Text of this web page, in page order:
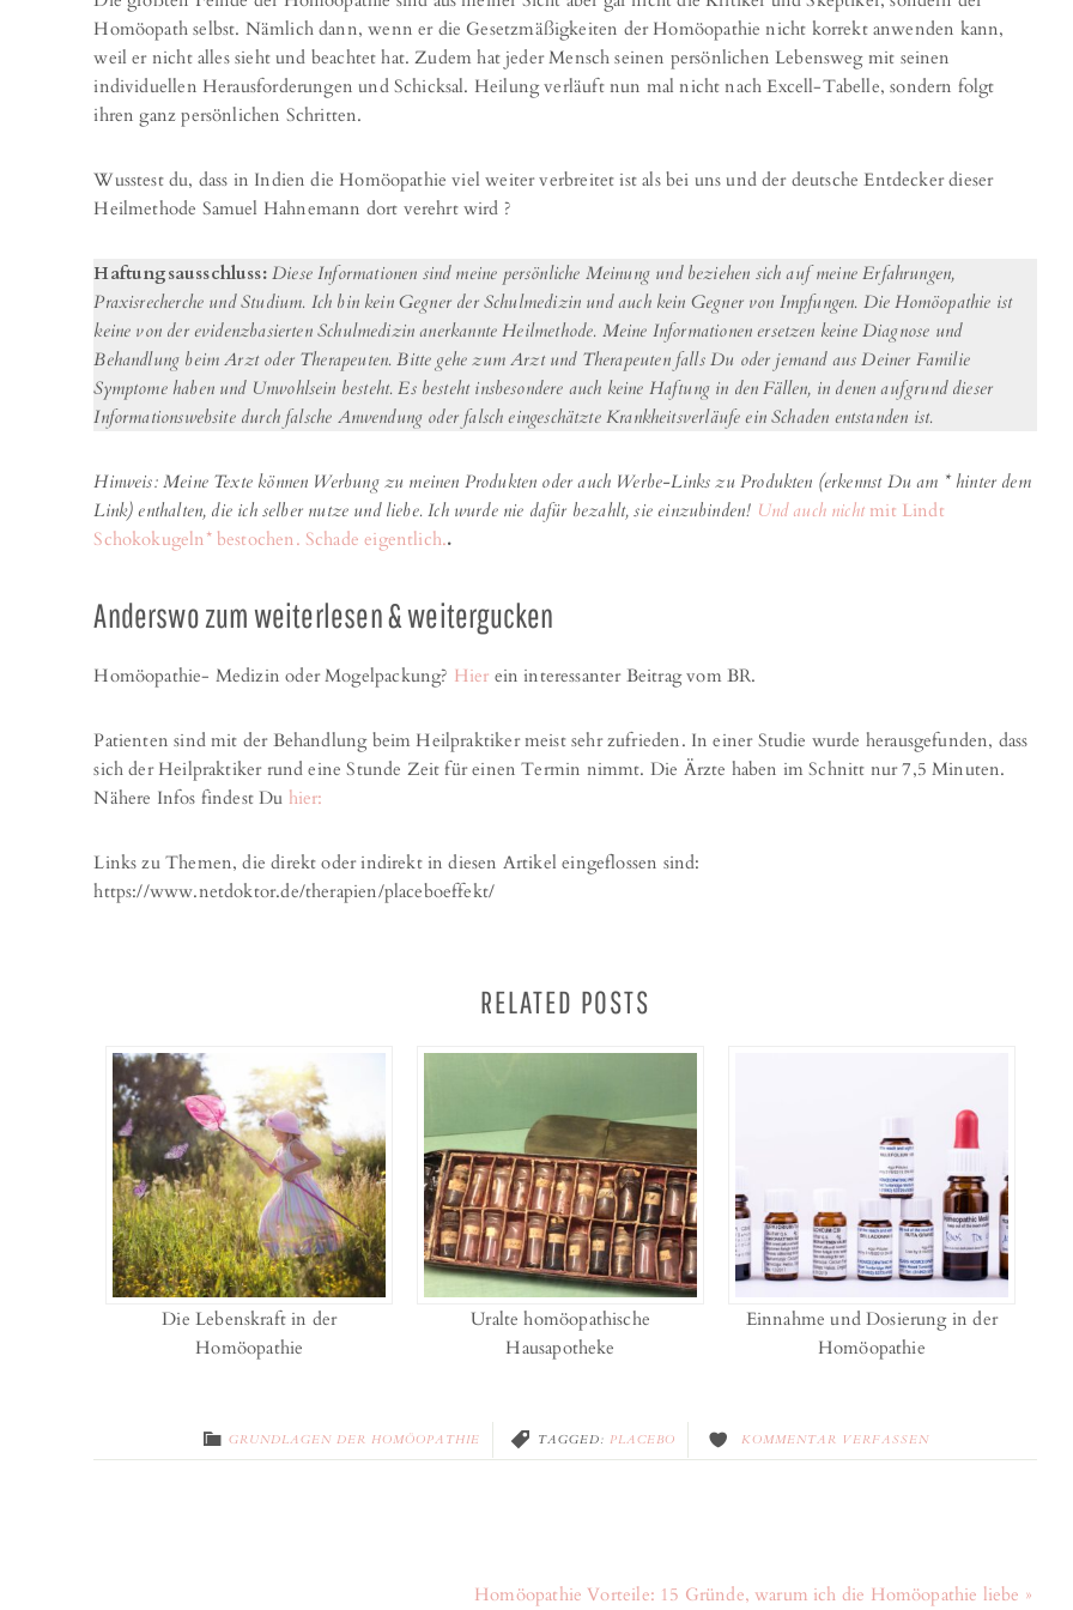
Homöopath selbst. Nämlich dann, wenn er die Gesetzmäßigkeiten der Homöopathie nicht korrekt anwenden kann,
weil er nicht alles sieht und beachtet hat. Zudem hat jeder Mensch seinen persönlichen Lebensweg mit seinen
individuellen Herausforderungen und Schicksal. Heilung verläuft nun mal nicht nach Excell-Tabelle, sondern folgt
ihren ganz persönlichen Schritten.
Wusstest du, dass in Indien die Homöopathie viel weiter verbreitet ist als bei uns und der deutsche Entdecker dieser
Heilmethode Samuel Hahnemann dort verehrt wird ?
Haftungsausschluss:Diese Informationen sind meine persönliche Meinung und beziehen sich auf meine Erfahrungen,
Praxisrecherche und Studium. Ich bin kein Gegner der Schulmedizin und auch kein Gegner von Impfungen. Die Homöopathie ist
keine von der evidenzbasierten Schulmedizin anerkannte Heilmethode. Meine Informationen ersetzen keine Diagnose und
Behandlung beim Arzt oder Therapeuten. Bitte gehe zum Arzt und Therapeuten falls Du oder jemand aus Deiner Familie
Symptome haben und Unwohlsein besteht. Es besteht insbesondere auch keine Haftung in den Fällen, in denen aufgrund dieser
Informationswebsite durch falsche Anwendung oder falsch eingeschätzte Krankheitsverläufe ein Schaden entstanden ist.
Hinweis: Meine Texte können Werbung zu meinen Produkten oder auch Werbe-Links zu Produkten (erkennst Du am * hinter dem
Link) enthalten, die ich selber nutze und liebe. Ich wurde nie dafür bezahlt, sie einzubinden! Und auch nicht mit Lindt
Schokokugeln* bestochen. Schade eigentlich..
Anderswo zum weiterlesen & weitergucken
Homöopathie- Medizin oder Mogelpackung? Hier ein interessanter Beitrag vom BR.
Patienten sind mit der Behandlung beim Heilpraktiker meist sehr zufrieden. In einer Studie wurde herausgefunden, dass
sich der Heilpraktiker rund eine Stunde Zeit für einen Termin nimmt. Die Ärzte haben im Schnitt nur 7,5 Minuten.
Nähere Infos findest Du hier:
Links zu Themen, die direkt oder indirekt in diesen Artikel eingeflossen sind:
https://www.netdoktor.de/therapien/placeboeffekt/
RELATED POSTS
Die Lebenskraft in der
Homöopathie
Uralte homöopathische
Hausapotheke
Einnahme und Dosierung in der
Homöopathie
GRUNDLAGEN DER HOMÖOPATHIE TAGGED: PLACEBO KOMMENTAR VERFASSEN
Homöopathie Vorteile: 15 Gründe, warum ich die Homöopathie liebe »